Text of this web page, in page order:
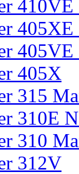
410VE
405XE
405VE
405X
315
310E
310
312V